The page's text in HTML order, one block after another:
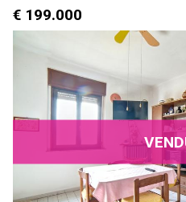
€ 199.000